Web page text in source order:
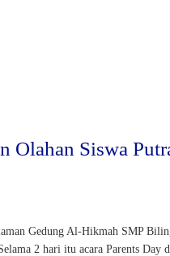
Olahan Siswa
Gedung Al-Hikmah SMP
2 hari itu acara Parents Day